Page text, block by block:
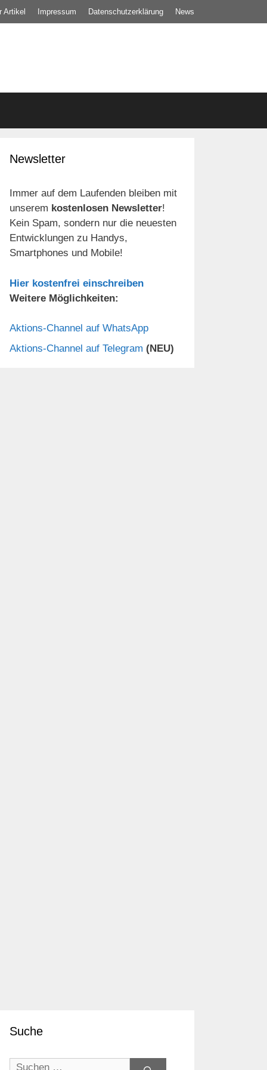
Artikel Impressum Datenschutz­erklärung News
Newsletter
Immer auf dem Laufenden bleiben mit
unserem kostenlosen Newsletter!
Kein Spam, sondern nur die neuesten
Entwicklungen zu Handys,
Smartphones und Mobile!
Hier kostenfrei einschreiben
Weitere Möglichkeiten:
Aktions-Channel auf WhatsApp
Aktions-Channel auf Telegram (NEU)
Suche
Suchen